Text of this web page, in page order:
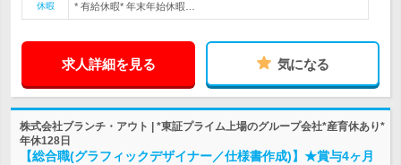
休暇
* 有給休暇* 年末年始休暇…
求人詳細を見る 気になる
株式会社ブランチ・アウト | *東証プライム上場のグループ会社*産育休あり*
年休128日
【総合職(グラフィックデザイナー／仕様書作成)】★賞与4ヶ月